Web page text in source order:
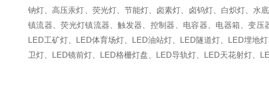
钠灯、高压汞灯、荧光灯、节能灯、卤素灯、卤钨灯、白炽灯、水
镇流器、荧光灯镇流器、触发器、控制器、电容器、电器箱、变
LED工矿灯、LED体育场灯、LED油站灯、LED隧道灯、LED埋地
卫灯、LED镜前灯、LED格栅灯盘、LED导轨灯、LED天花射灯、